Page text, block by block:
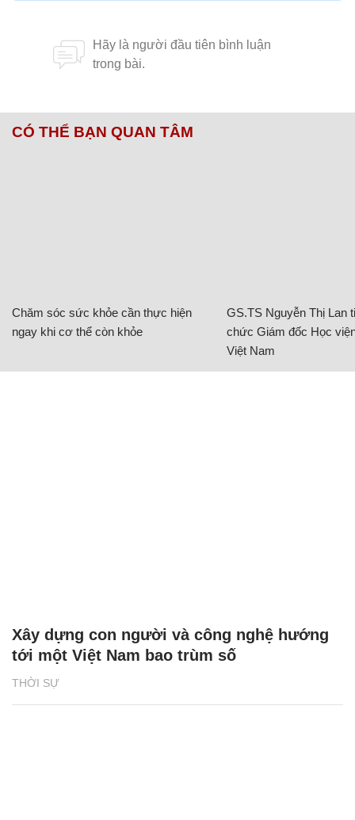
CÓ THỂ BẠN QUAN TÂM
Chăm sóc sức khỏe cần thực hiện
ngay khi cơ thể còn khỏe
GS.TS Nguyễn Thị Lan
chức Giám đốc Học
Việt Nam
THỜI SỰ
Xây dựng con người và công nghệ hướng
tới một Việt Nam bao trùm số